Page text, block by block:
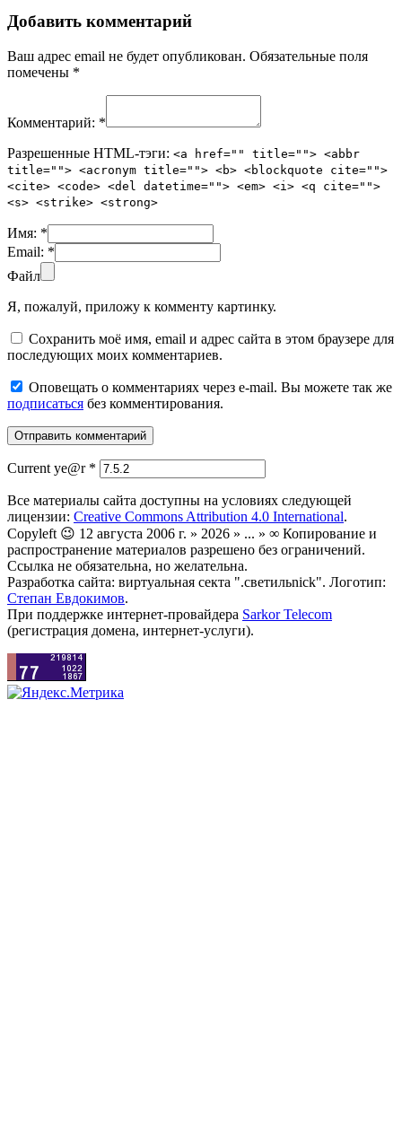
Добавить комментарий
Ваш адрес email не будет опубликован. Обязательные поля
помечены *
Комментарий: *
Разрешенные HTML-тэги: <a href="" title=""> <abbr
title=""> <acronym title=""> <b> <blockquote cite="">
<cite> <code> <del datetime=""> <em> <i> <q cite="">
<s> <strike> <strong>
Имя: *
Email: *
Файл
Я, пожалуй, приложу к комменту картинку.
Сохранить моё имя, email и адрес сайта в этом браузере для
последующих моих комментариев.
Оповещать о комментариях через e-mail. Вы можете так же
подписаться без комментирования.
Current ye@r *
Все материалы сайта доступны на условиях следующей
лицензии: Creative Commons Attribution 4.0 International.
Copyleft 😉 12 августа 2006 г. » 2026 » ... » ∞ Копирование и
распространение материалов разрешено без ограничений.
Ссылка не обязательна, но желательна.
Разработка сайта: виртуальная секта ".светильnick". Логотип:
Степан Евдокимов.
При поддержке интернет-провайдера Sarkor Telecom
(регистрация домена, интернет-услуги).